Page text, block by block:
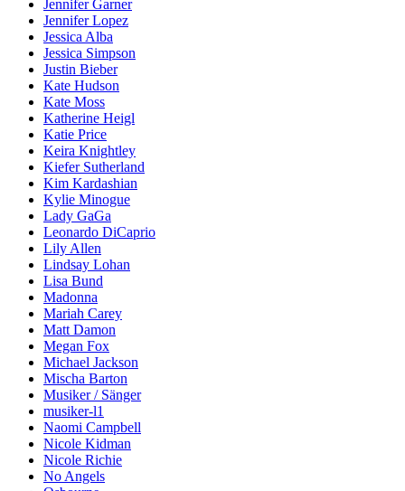
Jennifer Garner
Jennifer Lopez
Jessica Alba
Jessica Simpson
Justin Bieber
Kate Hudson
Kate Moss
Katherine Heigl
Katie Price
Keira Knightley
Kiefer Sutherland
Kim Kardashian
Kylie Minogue
Lady GaGa
Leonardo DiCaprio
Lily Allen
Lindsay Lohan
Lisa Bund
Madonna
Mariah Carey
Matt Damon
Megan Fox
Michael Jackson
Mischa Barton
Musiker / Sänger
musiker-l1
Naomi Campbell
Nicole Kidman
Nicole Richie
No Angels